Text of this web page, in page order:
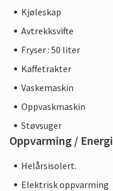
Kjøleskap
Avtrekksvifte
Fryser : 50 liter
Kaffetrakter
Vaskemaskin
Oppvaskmaskin
Støvsuger
Oppvarming / Energi
Helårsisolert.
Elektrisk oppvarming